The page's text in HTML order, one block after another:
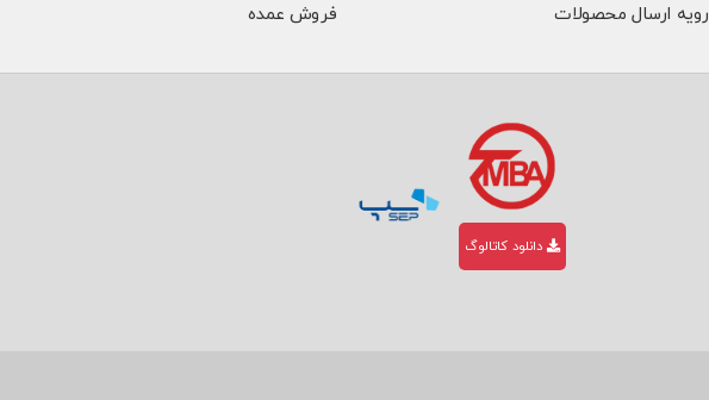
رویه ارسال محصولات فروش عمده
دانلود کاتالوگ